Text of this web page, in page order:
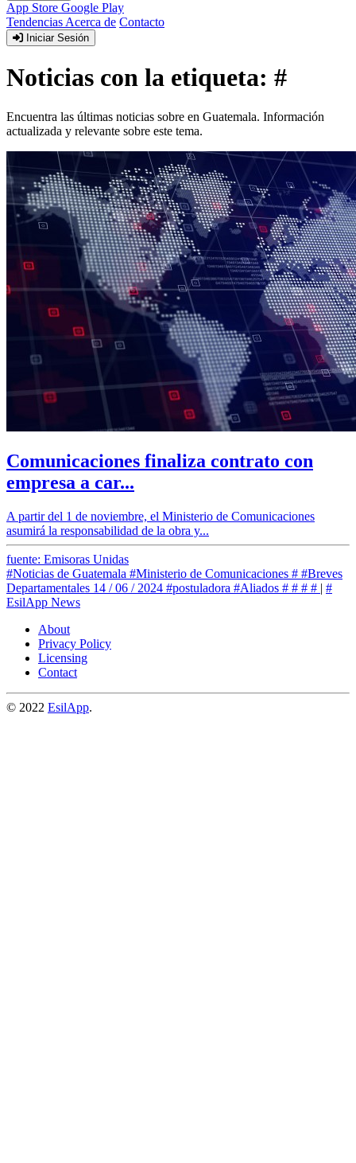
App Store Google Play
Tendencias Acerca de Contacto
Iniciar Sesión
Noticias con la etiqueta: #
Encuentra las últimas noticias sobre en Guatemala. Información
actualizada y relevante sobre este tema.
Comunicaciones finaliza contrato con
empresa a car...
A partir del 1 de noviembre, el Ministerio de Comunicaciones
asumirá la responsabilidad de la obra y...
fuente: Emisoras Unidas
#Noticias de Guatemala #Ministerio de Comunicaciones # #Breves
Departamentales 14 / 06 / 2024 #postuladora #Aliados # # # # | #
EsilApp News
About
Privacy Policy
Licensing
Contact
© 2022 EsilApp.